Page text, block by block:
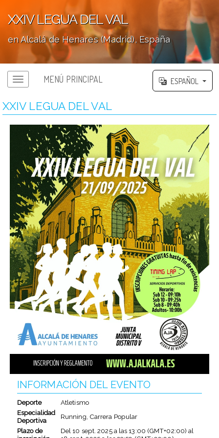
XXIV LEGUA DEL VAL
en Alcalá de Henares (Madrid), España
MENÚ PRINCIPAL ESPAÑOL
XXIV LEGUA DEL VAL
INFORMACIÓN DEL EVENTO
Deporte
Atletismo
Especialidad
Deportiva
Running, Carrera Popular
Plazo de
Del10 sept. 2025a las13:00 (GMT+02:00) al